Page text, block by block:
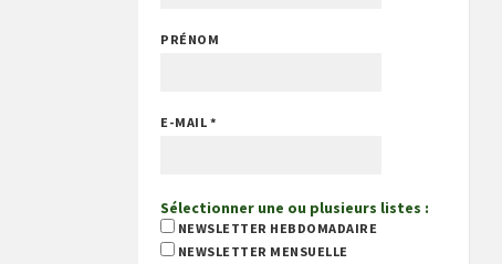
PRÉNOM
E-MAIL *
Sélectionner une ou plusieurs listes :
NEWSLETTER HEBDOMADAIRE
NEWSLETTER MENSUELLE